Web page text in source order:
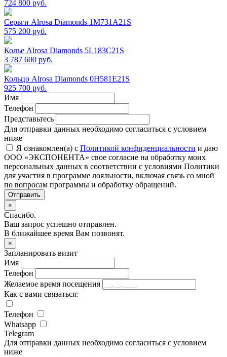
724 800 руб.
Серьги Alrosa Diamonds 1M731A21S
575 200 руб.
Колье Alrosa Diamonds 5L183C21S
3 787 600 руб.
Кольцо Alrosa Diamonds 0H581E21S
925 700 руб.
Имя
Телефон
Представьтесь
Для отправки данных необходимо согласиться с условием
ниже
Я ознакомлен(а) с Политикой конфиденциальности и даю
ООО «ЭКСПОНЕНТА» свое согласие на обработку моих
персональных данных в соответствии с условиями Политики
для участия в программе лояльности, включая связь со мной
по вопросам программы и обработку обращений.
Отправить
×
Спасибо.
Ваш запрос успешно отправлен.
В ближайшее время Вам позвонят.
×
Запланировать визит
Имя
Телефон
Желаемое время посещения
Как с вами связаться:
Телефон
Whatsapp
Telegram
Для отправки данных необходимо согласиться с условием
ниже